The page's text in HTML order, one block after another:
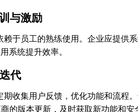
与激励
赖于员工的熟练使用。企业应提供
系统提升效率。
代
期收集用户反馈，优化功能和流程
的版本更新，及时获取新功能和安